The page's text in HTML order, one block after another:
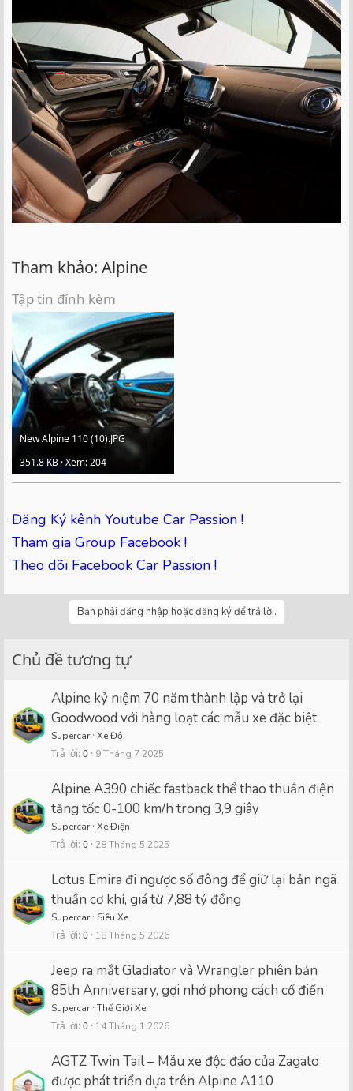
Tham khảo: Alpine
Tập tin đính kèm
New Alpine 110 (10).JPG
351.8 KB · Xem: 204
Đăng Ký kênh Youtube Car Passion !
Tham gia Group Facebook !
Theo dõi Facebook Car Passion !
Bạn phải đăng nhập hoặc đăng ký để trả lời.
Chủ đề tương tự
Alpine kỷ niệm 70 năm thành lập và trở lại
Goodwood với hàng loạt các mẫu xe đặc biệt
Supercar Xe Độ
Trả lời 0 9 Tháng 7 2025
Alpine A390 chiếc fastback thể thao thuần điện
tăng tốc 0-100 km/h trong 3,9 giây
Supercar Xe Điện
Trả lời 0 28 Tháng 5 2025
Lotus Emira đi ngược số đông để giữ lại bản ngã
thuần cơ khí, giá từ 7,88 tỷ đồng
Supercar Siêu Xe
Trả lời 0 18 Tháng 5 2026
Jeep ra mắt Gladiator và Wrangler phiên bản
85th Anniversary, gợi nhớ phong cách cổ điển
Supercar Thế Giới Xe
Trả lời 0 14 Tháng 1 2026
AGTZ Twin Tail – Mẫu xe độc đáo của Zagato
được phát triển dựa trên Alpine A110